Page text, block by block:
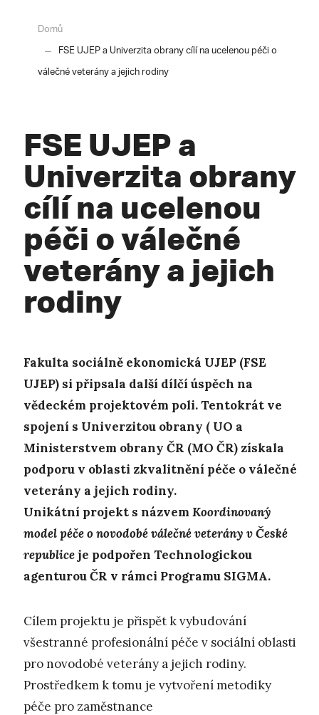
Domů
FSE UJEP a Univerzita obrany cílí na ucelenou péči o
válečné veterány a jejich rodiny
FSE UJEP a
Univerzita obrany
cílí na ucelenou
péči o válečné
veterány a jejich
rodiny
Fakulta sociálně ekonomická UJEP (FSE
UJEP) si připsala další dílčí úspěch na
vědeckém projektovém poli. Tentokrát ve
spojení s Univerzitou obrany ( UO a
Ministerstvem obrany ČR (MO ČR) získala
podporu v oblasti zkvalitnění péče o válečné
veterány a jejich rodiny.
Unikátní projekt s názvem Koordinovaný
model péče o novodobé válečné veterány v České
republiceje podpořen Technologickou
agenturou ČR v rámci Programu SIGMA.
Cílem projektu je přispět k vybudování
všestranné profesionální péče v sociální oblasti
pro novodobé veterány a jejich rodiny.
Prostředkem k tomu je vytvoření metodiky
péče pro zaměstnance